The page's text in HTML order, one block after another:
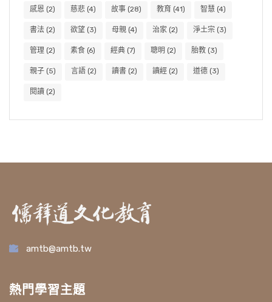
感恩 (2) 慈悲 (4) 故事 (28) 教育 (41) 智慧 (4)
書法 (2) 欲望 (3) 母親 (4) 治家 (2) 淨土宗 (3)
管理 (2) 素食 (6) 經典 (7) 聰明 (2) 胎教 (3)
親子 (5) 言語 (2) 讀書 (2) 讀經 (2) 道德 (3)
閱讀 (2)
amtb@amtb.tw
熱門學習主題